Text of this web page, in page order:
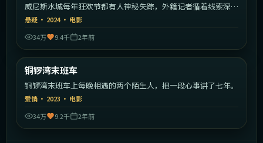
威尼斯水城每年狂欢节都有人神秘失踪，外籍记者循着线索深入
运河。
悬疑 · 2024· 电影
34万
9.4千 2年前
热门
铜锣湾末班车
铜锣湾末班车上每晚相遇的两个陌生人，把一段心事讲了七年。
爱情 · 2023 · 电影
34万
9.2千 2年前